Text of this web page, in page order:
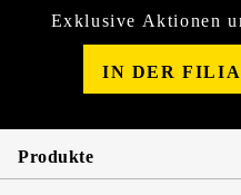
Exklusive Aktionen
IN DER
Produkte